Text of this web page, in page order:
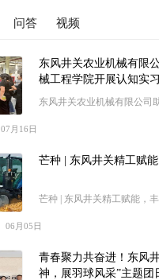
问答 视频
东风井关农业机械有限
械工程学院开展认知实
东风井关农业机械有限公司
07月16日
芒种 | 东风井关精工赋
芒种 | 东风井关精工赋能，
06月05日
青春聚力共奋进！东风
神，展羽球风采”主题团